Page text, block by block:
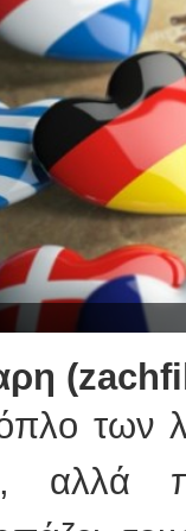
(
των
αλλά